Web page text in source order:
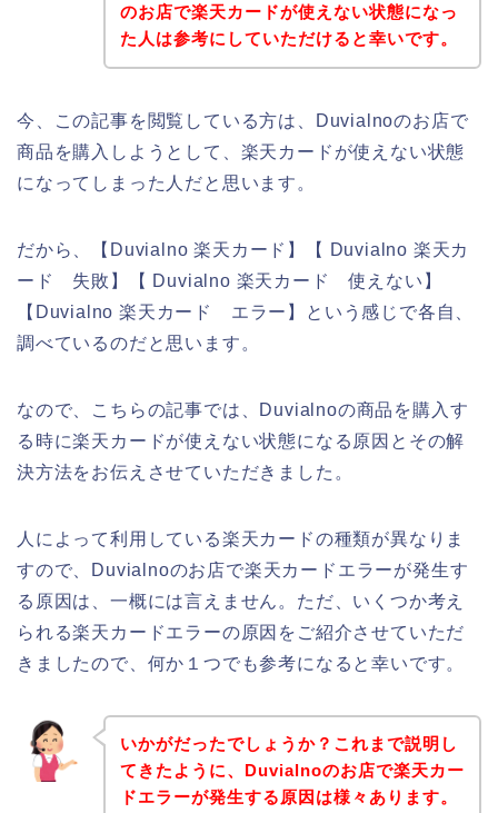
のお店で楽天カードが使えない状態になっ
た人は参考にしていただけると幸いです。
今、この記事を閲覧している方は、Duvialnoのお店で
商品を購入しようとして、楽天カードが使えない状態
になってしまった人だと思います。
だから、【Duvialno 楽天カード】【 Duvialno 楽天カ
ード 失敗】【 Duvialno 楽天カード 使えない】
【Duvialno 楽天カード エラー】という感じで各自、
調べているのだと思います。
なので、こちらの記事では、Duvialnoの商品を購入す
る時に楽天カードが使えない状態になる原因とその解
決方法をお伝えさせていただきました。
人によって利用している楽天カードの種類が異なりま
すので、Duvialnoのお店で楽天カードエラーが発生す
る原因は、一概には言えません。ただ、いくつか考え
られる楽天カードエラーの原因をご紹介させていただ
きましたので、何か１つでも参考になると幸いです。
いかがだったでしょうか？これまで説明し
てきたように、Duvialnoのお店で楽天カー
ドエラーが発生する原因は様々あります。